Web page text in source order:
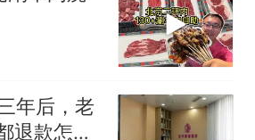
年后，老
退款怎么